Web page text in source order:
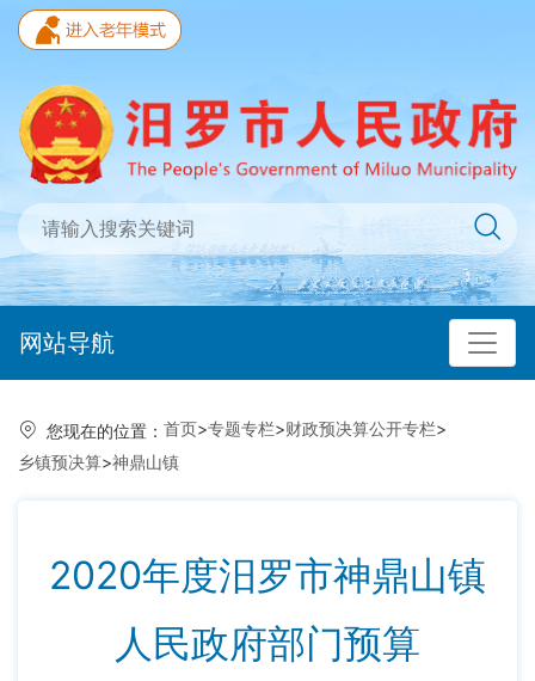
网站导航
您现在的位置： 首页>专题专栏>财政预决算公开专栏>
乡镇预决算>神鼎山镇
2020年度汨罗市神鼎山镇
人民政府部门预算